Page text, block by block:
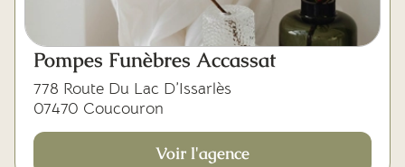
Pompes Funèbres Accassat
778 Route Du Lac D’Issarlès
07470 Coucouron
Voir l'agence